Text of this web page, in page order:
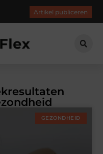
Artikel publiceren
GEZONDHEID